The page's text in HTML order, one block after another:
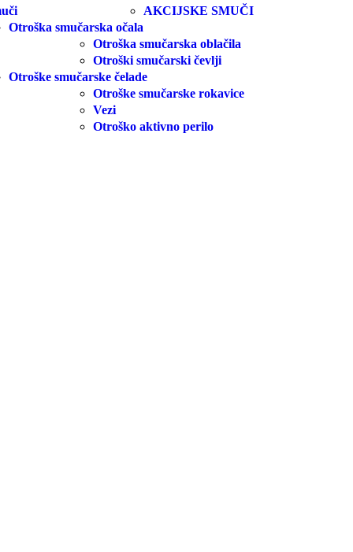
AKCIJSKE SMUČI
Otroška smučarska očala
Otroška smučarska oblačila
Otroški smučarski čevlji
Otroške smučarske čelade
Otroške smučarske rokavice
Vezi
Otroško aktivno perilo